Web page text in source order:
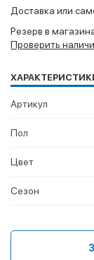
Доставка или
Резерв в
Проверить
Артикул
Пол
Цвет
Сезон